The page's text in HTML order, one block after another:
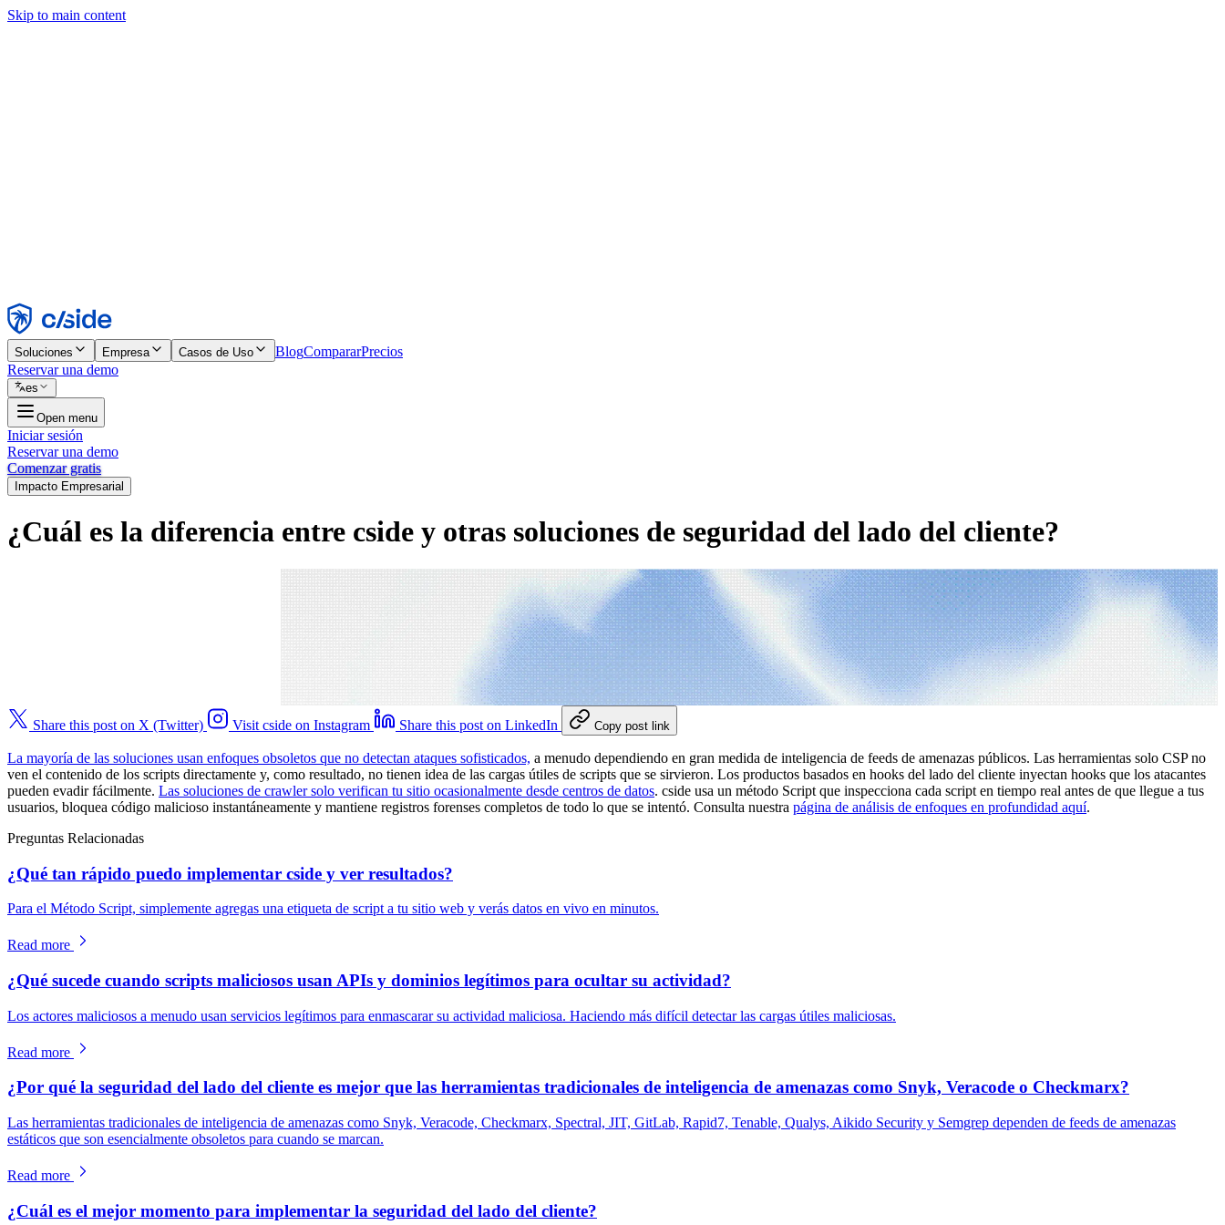
Skip to main content
Rechazar
Soluciones Empresa Casos de Uso BlogCompararPrecios
Reservar una demo
es
Open menu
Iniciar sesión
Reservar una demo
Comenzar gratis
Impacto Empresarial
¿Cuál es la diferencia entre cside y otras soluciones de seguridad del lado del cliente?
Share this post on X (Twitter) Visit cside on Instagram Share this post on LinkedIn Copy post link
La mayoría de las soluciones usan enfoques obsoletos que no detectan ataques sofisticados, a menudo dependiendo en gran medida de inteligencia de feeds de amenazas públicos. Las herramientas solo CSP no
ven el contenido de los scripts directamente y, como resultado, no tienen idea de las cargas útiles de scripts que se sirvieron. Los productos basados en hooks del lado del cliente inyectan hooks que los atacantes
pueden evadir fácilmente. Las soluciones de crawler solo verifican tu sitio ocasionalmente desde centros de datos. cside usa un método Script que inspecciona cada script en tiempo real antes de que llegue a tus
usuarios, bloquea código malicioso instantáneamente y mantiene registros forenses completos de todo lo que se intentó. Consulta nuestra página de análisis de enfoques en profundidad aquí.
Preguntas Relacionadas
¿Qué tan rápido puedo implementar cside y ver resultados?
Para el Método Script, simplemente agregas una etiqueta de script a tu sitio web y verás datos en vivo en minutos.
Read more
¿Qué sucede cuando scripts maliciosos usan APIs y dominios legítimos para ocultar su actividad?
Los actores maliciosos a menudo usan servicios legítimos para enmascarar su actividad maliciosa. Haciendo más difícil detectar las cargas útiles maliciosas.
Read more
¿Por qué la seguridad del lado del cliente es mejor que las herramientas tradicionales de inteligencia de amenazas como Snyk, Veracode o Checkmarx?
Las herramientas tradicionales de inteligencia de amenazas como Snyk, Veracode, Checkmarx, Spectral, JIT, GitLab, Rapid7, Tenable, Qualys, Aikido Security y Semgrep dependen de feeds de amenazas
estáticos que son esencialmente obsoletos para cuando se marcan.
Read more
¿Cuál es el mejor momento para implementar la seguridad del lado del cliente?